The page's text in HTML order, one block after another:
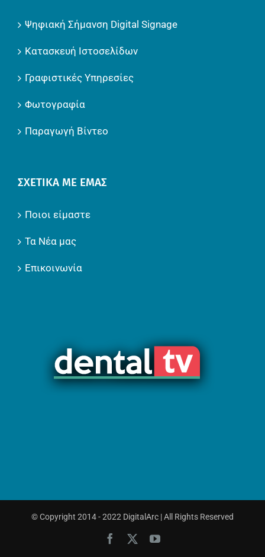
Ψηφιακή Σήμανση Digital Signage
Κατασκευή Ιστοσελίδων
Γραφιστικές Υπηρεσίες
Φωτογραφία
Παραγωγή Βίντεο
ΣΧΕΤΙΚΆ ΜΕ ΕΜΆΣ
Ποιοι είμαστε
Τα Νέα μας
Επικοινωνία
© Copyright 2014 - 2022 DigitalArc | All Rights Reserved
Facebook YouTube